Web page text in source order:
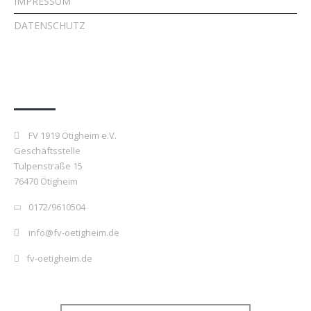
DATENSCHUTZ
FV 1919 Ötigheim e.V.
Geschäftsstelle
Tulpenstraße 15
76470 Ötigheim
0172/9610504
info@fv-oetigheim.de
fv-oetigheim.de